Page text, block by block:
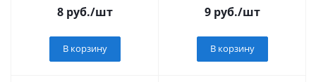
8 руб./шт
В корзину
9 руб./шт
В корзину